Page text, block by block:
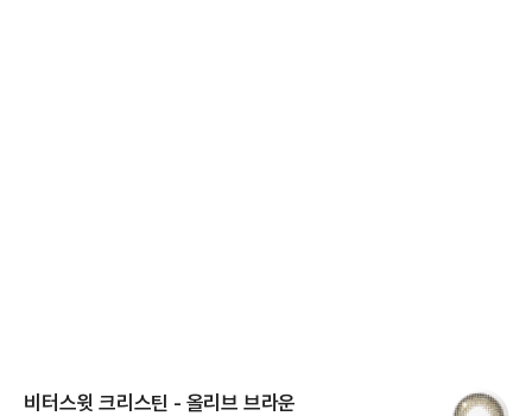
비터스윗 크리스틴 - 올리브 브라운